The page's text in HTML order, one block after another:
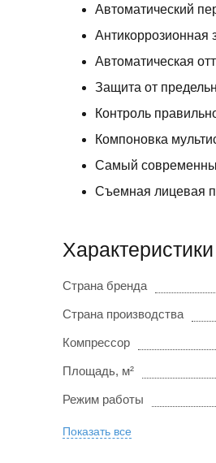
Автоматический
Антикоррозионная
Автоматическая
Защита от
Контроль
Компоновка
Самый
Съемная лицевая
Страна бренда
Страна производства
Компрессор
Площадь, м²
Режим работы
Показать все